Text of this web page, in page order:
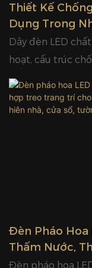
nhà thương mại.
bảo sử dụng ổn
và hiệu suất ổn
băng này trở
trí sự kiện và bán
sáng trang trí
Thiết Kế
Dụng Trong
Trang Trí
Hoạt.
Dây đèn LED
hoạt, cấu trúc
năng lượng, lý
nhà và ngoài trời.
thọ cao và dễ lắp
tôi mang lại hiệu
tiết kiệm chi phí
Đèn Pháo Hoa
Thấm Nước,
Tiệc Giáng
Đèn pháo hoa